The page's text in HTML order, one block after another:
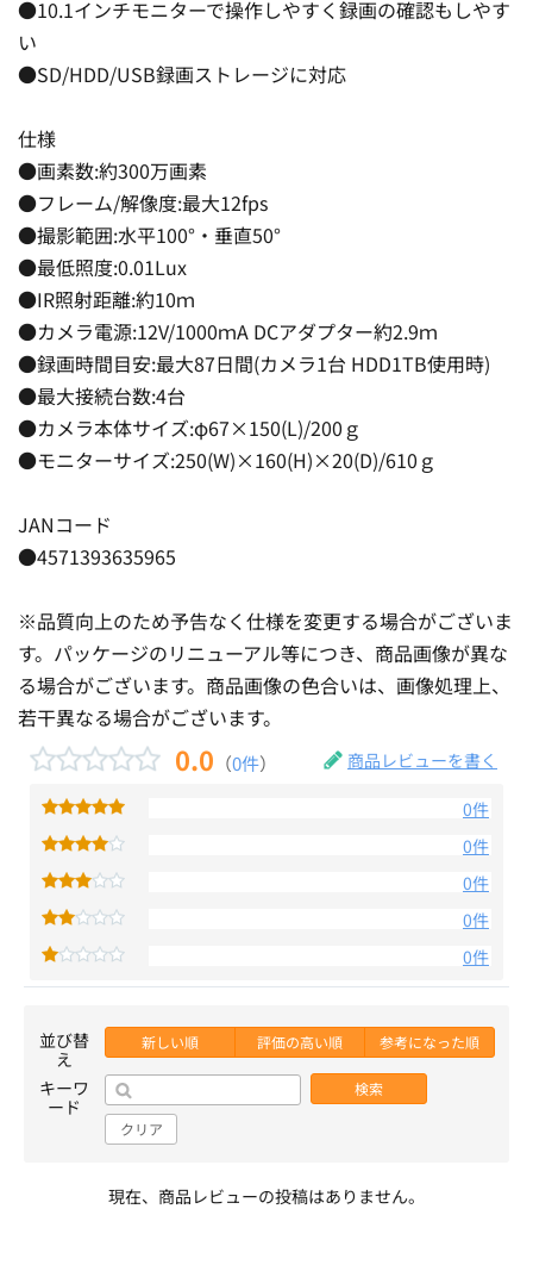
●10.1インチモニターで操作しやすく録画の確認もしやす
い
●SD/HDD/USB録画ストレージに対応
仕様
●画素数:約300万画素
●フレーム/解像度:最大12fps
●撮影範囲:水平100°・垂直50°
●最低照度:0.01Lux
●IR照射距離:約10ｍ
●カメラ電源:12V/1000ｍA DCアダプター約2.9ｍ
●録画時間目安:最大87日間(カメラ1台 HDD1TB使用時)
●最大接続台数:4台
●カメラ本体サイズ:φ67×150(L)/200ｇ
●モニターサイズ:250(W)×160(H)×20(D)/610ｇ
JANコード
●4571393635965
※品質向上のため予告なく仕様を変更する場合がございま
す。パッケージのリニューアル等につき、商品画像が異な
る場合がございます。商品画像の色合いは、画像処理上、
若干異なる場合がございます。
0.0 （0件） 商品レビューを書く
0件
0件
0件
0件
0件
並び替
え
新しい順 評価の高い順 参考になった順
キーワ
ード
検索
クリア
現在、商品レビューの投稿はありません。